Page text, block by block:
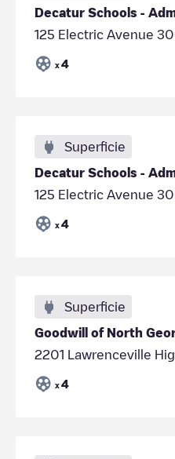
Decatur Schools -
125 Electric Avenue
x 4
Superficie
Decatur Schools -
125 Electric Avenue
x 4
Superficie
Goodwill of North
2201 Lawrenceville
x 4